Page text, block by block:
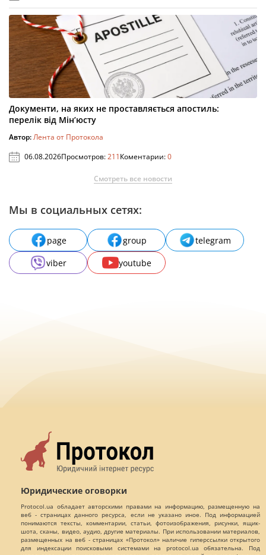
Документи, на яких не проставляється апостиль:
перелік від Мін’юсту
Автор:Лента от Протокола
06.08.2026Просмотров:211Коментарии:0
Смотреть все новости
Мы в социальных сетях:
page group
telegram
viber
youtube
Юридические оговорки
Protocol.ua обладает авторскими правами на информацию, размещенную на
веб - страницах данного ресурса, если не указано иное. Под информацией
понимаются тексты, комментарии, статьи, фотоизображения, рисунки, ящик-
шота, сканы, видео, аудио, другие материалы. При использовании материалов,
размещенных на веб - страницах «Протокол» наличие гиперссылки открытого
для индексации поисковыми системами на protocol.ua обязательна. Под